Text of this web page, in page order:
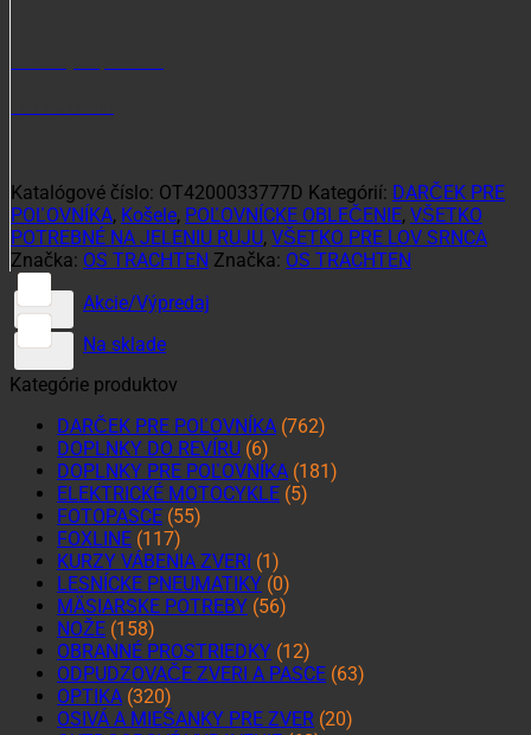
Katalógové číslo: OT4200033777D Kategórií: DARČEK PRE
POĽOVNÍKA, Košele, POĽOVNÍCKE OBLEČENIE, VŠETKO
POTREBNÉ NA JELENIU RUJU, VŠETKO PRE LOV SRNCA
Značka: OS TRACHTEN Značka: OS TRACHTEN
Akcie/Výpredaj
Na sklade
Kategórie produktov
DARČEK PRE POĽOVNÍKA (762)
DOPLNKY DO REVÍRU (6)
DOPLNKY PRE POĽOVNÍKA (181)
ELEKTRICKÉ MOTOCYKLE (5)
FOTOPASCE (55)
FOXLINE (117)
KURZY VÁBENIA ZVERI (1)
LESNÍCKE PNEUMATIKY (0)
MÄSIARSKE POTREBY (56)
NOŽE (158)
OBRANNÉ PROSTRIEDKY (12)
ODPUDZOVAČE ZVERI A PASCE (63)
OPTIKA (320)
OSIVÁ A MIEŠANKY PRE ZVER (20)